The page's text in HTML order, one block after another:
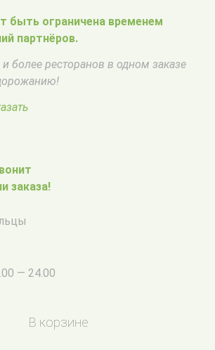
быть ограничена временем
партнёров.
более ресторанов в одном заказе
заказа!
— 24.00
В корзине